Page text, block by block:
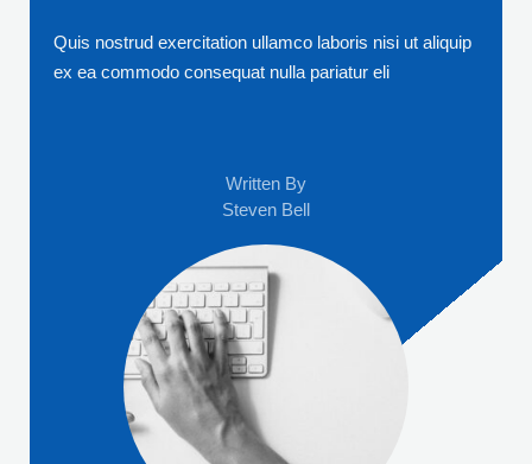
Quis nostrud exercitation ullamco laboris nisi ut aliquip
ex ea commodo consequat nulla pariatur eli
Written By
Steven Bell